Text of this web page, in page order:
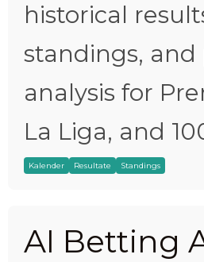
historical
standings,
analysis for
La Liga, and
Kalender Resultate Standings
AI Betting